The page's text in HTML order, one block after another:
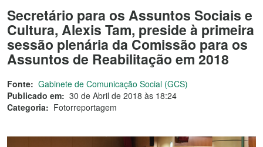
Secretário para os Assuntos Sociais e
Cultura, Alexis Tam, preside à primeira
sessão plenária da Comissão para os
Assuntos de Reabilitação em 2018
Fonte: Gabinete de Comunicação Social (GCS)
Publicado em: 30 de Abril de 2018 às 18:24
Categoria: Fotorreportagem